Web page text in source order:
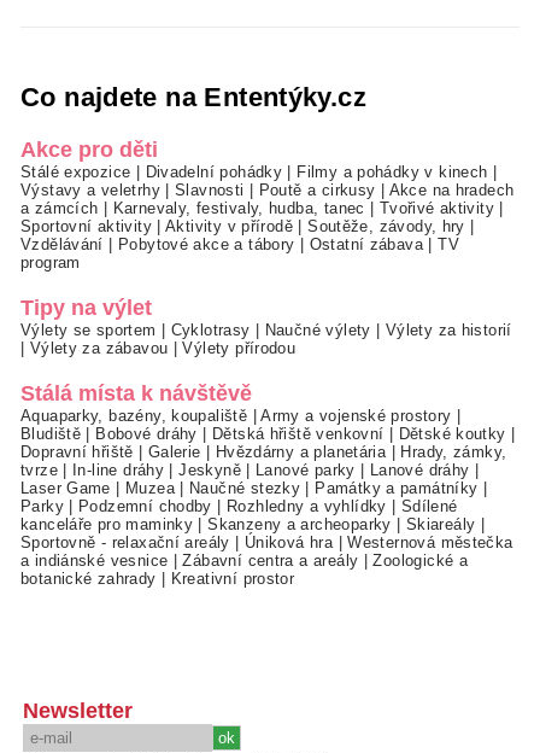
Co najdete na Ententýky.cz
Akce pro děti
Stálé expozice Divadelní pohádky Filmy a pohádky v kinech
Výstavy a veletrhy|Slavnosti Poutě a cirkusy
Akce na hradech
a zámcích
Karnevaly, festivaly, hudba, tanec Tvořivé aktivity
Sportovní aktivity|Aktivity v přírodě |Soutěže, závody, hry
Vzdělávání
Pobytové akce a tábory Ostatní zábava|TV
program
Tipy na výlet
Výlety se sportem Cyklotrasy Naučné výlety
Výlety za historií
Výlety za zábavou |Výlety přírodou
Stálá místa k návštěvě
Aquaparky, bazény, koupaliště |Army a vojenské prostory
Bludiště
Bobové dráhy Dětská hřiště venkovní Dětské koutky
Dopravní hřiště
Galerie Hvězdárny a planetária|
Hrady, zámky,
tvrze| In-line dráhy |Jeskyně| Lanové parky Lanové dráhy
Laser Game
Muzea| Naučné stezky Památky a památníky
Parky| Podzemní chodby Rozhledny a vyhlídky
Sdílené
kanceláře pro maminky |Skanzeny a archeoparky Skiareály
Sportovně - relaxační areály
Úniková hra|Westernová městečka
a indiánské vesnice |Zábavní centra a areály |Zoologické a
botanické zahrady
Kreativní prostor
Newsletter